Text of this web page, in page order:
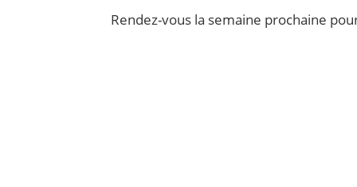
Rendez-vous la semaine prochaine